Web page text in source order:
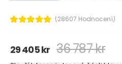
(28607 Hodnocení)
29 405 kr 36 787 kr